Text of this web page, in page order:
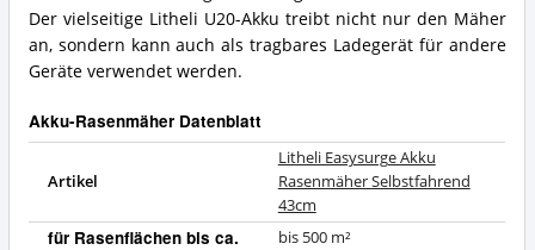
Der vielseitige Litheli U20-Akku treibt nicht nur den Mäher
an, sondern kann auch als tragbares Ladegerät für andere
Geräte verwendet werden.
Akku-Rasenmäher Datenblatt
Artikel
Litheli Easysurge Akku
Rasenmäher Selbstfahrend
43cm
für Rasenflächen bis ca. bis 500 m²